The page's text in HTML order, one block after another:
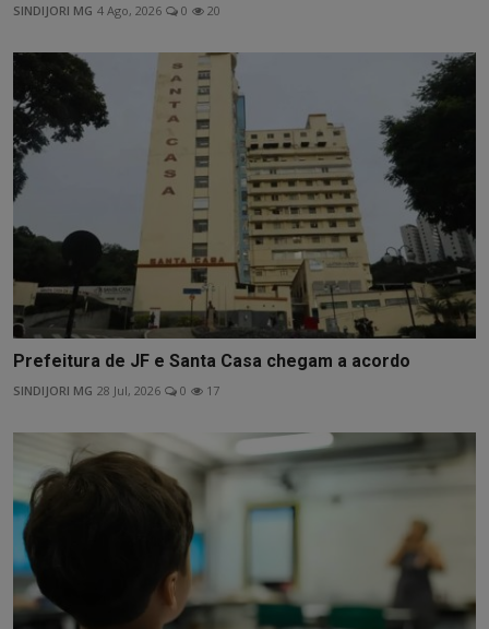
SINDIJORI MG 4 Ago, 2026 0 20
Prefeitura de JF e Santa Casa chegam a acordo
SINDIJORI MG 28 Jul, 2026 0 17